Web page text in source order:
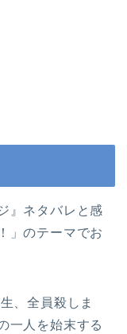
』ネタバレと感
」のテーマでお
、全員殺しま
一人を始末する